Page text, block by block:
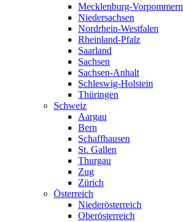
Mecklenburg-Vorpommern
Niedersachsen
Nordrhein-Westfalen
Rheinland-Pfalz
Saarland
Sachsen
Sachsen-Anhalt
Schleswig-Holstein
Thüringen
Schweiz
Aargau
Bern
Schaffhausen
St. Gallen
Thurgau
Zug
Zürich
Österreich
Niederösterreich
Oberösterreich